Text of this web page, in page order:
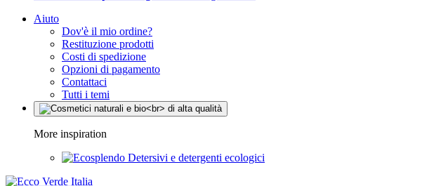
Aiuto
Dov'è il mio ordine?
Restituzione prodotti
Costi di spedizione
Opzioni di pagamento
Contattaci
Tutti i temi
More inspiration
Detersivi e detergenti ecologici